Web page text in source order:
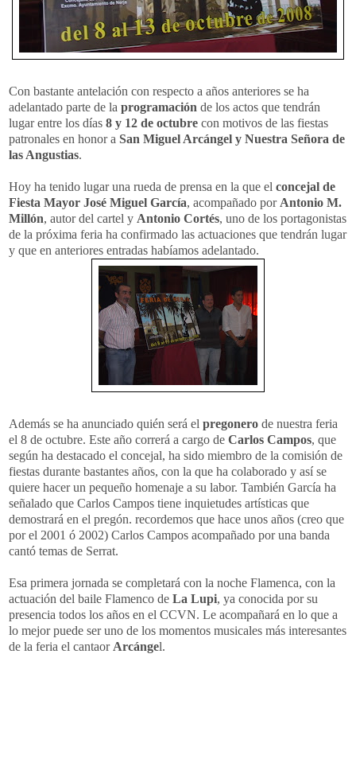
Con bastante antelación con respecto a años anteriores se ha
adelantado parte de la programación de los actos que tendrán
lugar entre los días 8 y 12 de octubre con motivos de las fiestas
patronales en honor a San Miguel Arcángel y Nuestra Señora de
las Angustias.
Hoy ha tenido lugar una rueda de prensa en la que el concejal de
Fiesta Mayor José Miguel García, acompañado por Antonio M.
Millón, autor del cartel y Antonio Cortés, uno de los portagonistas
de la próxima feria ha confirmado las actuaciones que tendrán lugar
y que en anteriores entradas habíamos adelantado.
Además se ha anunciado quién será el pregonero de nuestra feria
el 8 de octubre. Este año correrá a cargo de Carlos Campos, que
según ha destacado el concejal, ha sido miembro de la comisión de
fiestas durante bastantes años, con la que ha colaborado y así se
quiere hacer un pequeño homenaje a su labor. También García ha
señalado que Carlos Campos tiene inquietudes artísticas que
demostrará en el pregón. recordemos que hace unos años (creo que
por el 2001 ó 2002) Carlos Campos acompañado por una banda
cantó temas de Serrat.
Esa primera jornada se completará con la noche Flamenca, con la
actuación del baile Flamenco de La Lupi, ya conocida por su
presencia todos los años en el CCVN. Le acompañará en lo que a
lo mejor puede ser uno de los momentos musicales más interesantes
de la feria el cantaor Arcángel.